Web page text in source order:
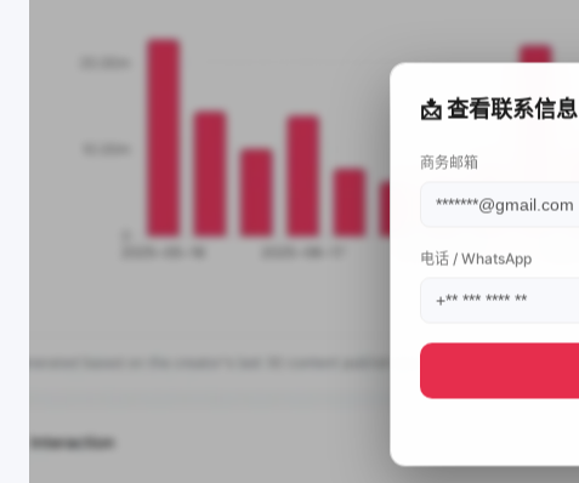
📩 查看联系信息
商务邮箱
电话 / WhatsApp